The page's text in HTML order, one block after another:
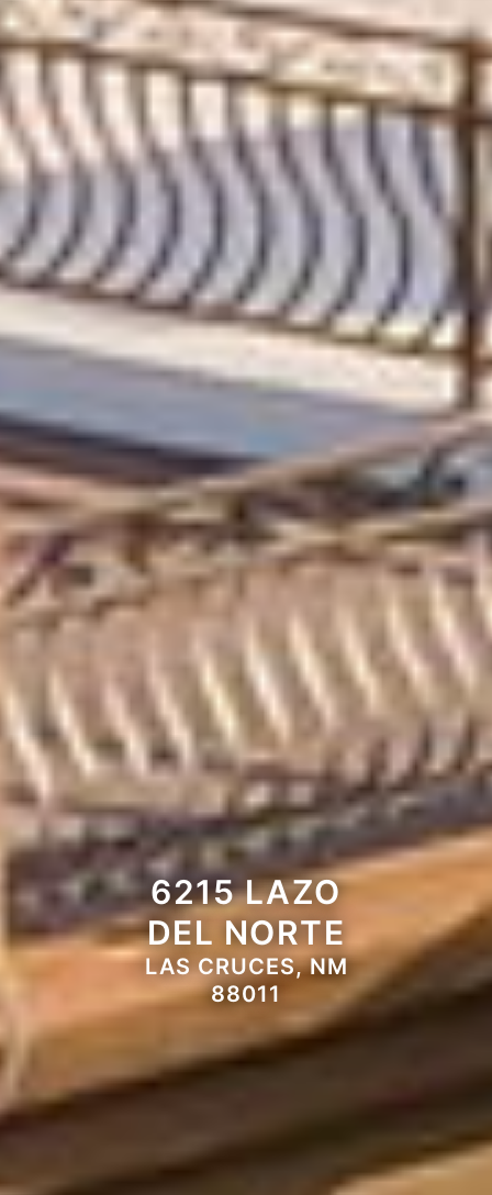
6215 LAZO
DEL NORTE
LAS CRUCES, NM
88011